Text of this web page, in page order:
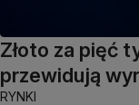
Złoto za pięć
przewidują
RYNKI